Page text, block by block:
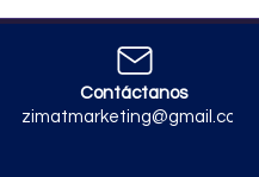
Contáctanos
zimatmarketing@gmail.com